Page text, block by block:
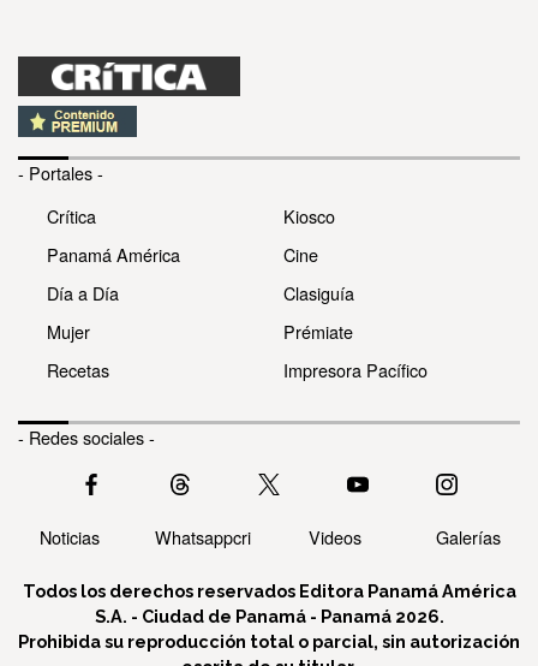
- Portales -
Crítica
Panamá América
Día a Día
Mujer
Recetas
Kiosco
Cine
Clasiguía
Prémiate
Impresora Pacífico
- Redes sociales -
Noticias Whatsappcri Videos Galerías
Todos los derechos reservados Editora Panamá América
S.A. - Ciudad de Panamá - Panamá 2026.
Prohibida su reproducción total o parcial, sin autorización